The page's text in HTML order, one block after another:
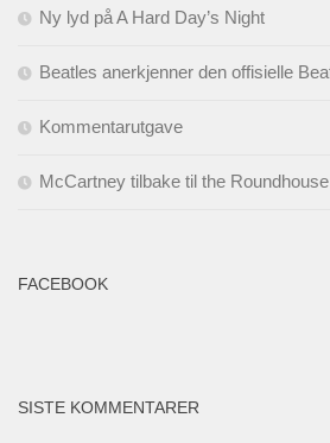
Ny lyd på A Hard Day’s Night
Beatles anerkjenner den offisielle
Kommentarutgave
McCartney tilbake til the Roundhouse
FACEBOOK
SISTE KOMMENTARER